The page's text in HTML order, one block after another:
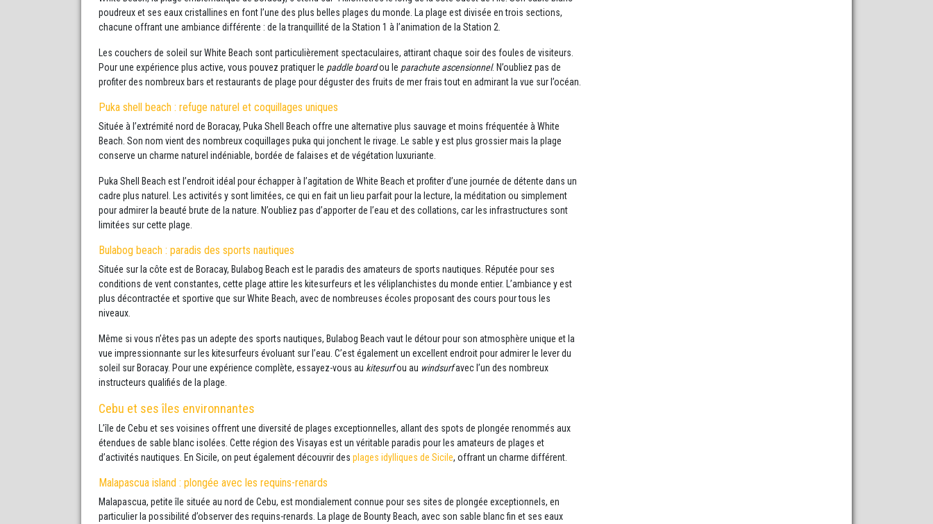
poudreux et ses eaux cristallines en font l’une des plus belles plages du monde. La plage est divisée en trois sections,
chacune offrant une ambiance différente : de la tranquillité de la Station 1 à l’animation de la Station 2.
Les couchers de soleil sur White Beach sont particulièrement spectaculaires, attirant chaque soir des foules de visiteurs.
Pour une expérience plus active, vous pouvez pratiquer le paddle boardou le parachute ascensionnel. N’oubliez pas de
profiter des nombreux bars et restaurants de plage pour déguster des fruits de mer frais tout en admirant la vue sur l’océan.
Puka shell beach : refuge naturel et coquillages uniques
Située à l’extrémité nord de Boracay, Puka Shell Beach offre une alternative plus sauvage et moins fréquentée à White
Beach. Son nom vient des nombreux coquillages puka qui jonchent le rivage. Le sable y est plus grossier mais la plage
conserve un charme naturel indéniable, bordée de falaises et de végétation luxuriante.
Puka Shell Beach est l’endroit idéal pour échapper à l’agitation de White Beach et profiter d’une journée de détente dans un
cadre plus naturel. Les activités y sont limitées, ce qui en fait un lieu parfait pour la lecture, la méditation ou simplement
pour admirer la beauté brute de la nature. N’oubliez pas d’apporter de l’eau et des collations, car les infrastructures sont
limitées sur cette plage.
Bulabog beach : paradis des sports nautiques
Située sur la côte est de Boracay, Bulabog Beach est le paradis des amateurs de sports nautiques. Réputée pour ses
conditions de vent constantes, cette plage attire les kitesurfeurs et les véliplanchistes du monde entier. L’ambiance y est
plus décontractée et sportive que sur White Beach, avec de nombreuses écoles proposant des cours pour tous les
niveaux.
Même si vous n’êtes pas un adepte des sports nautiques, Bulabog Beach vaut le détour pour son atmosphère unique et la
vue impressionnante sur les kitesurfeurs évoluant sur l’eau. C’est également un excellent endroit pour admirer le lever du
soleil sur Boracay. Pour une expérience complète, essayez-vous au kitesurfou au windsurfavec l’un des nombreux
instructeurs qualifiés de la plage.
Cebu et ses îles environnantes
L’île de Cebu et ses voisines offrent une diversité de plages exceptionnelles, allant des spots de plongée renommés aux
étendues de sable blanc isolées. Cette région des Visayas est un véritable paradis pour les amateurs de plages et
d’activités nautiques. En Sicile, on peut également découvrir des plages idylliques de Sicile, offrant un charme différent.
Malapascua island : plongée avec les requins-renards
Malapascua, petite île située au nord de Cebu, est mondialement connue pour ses sites de plongée exceptionnels, en
particulier la possibilité d’observer des requins-renards. La plage de Bounty Beach, avec son sable blanc fin et ses eaux